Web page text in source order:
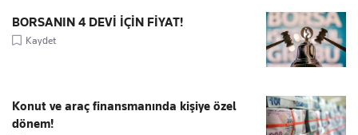
BORSANIN 4 DEVİ İÇİN FİYAT!
Kaydet
Konut ve araç finansmanında kişiye özel
dönem!